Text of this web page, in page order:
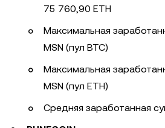
75 760,90 ETH
Максимальная
MSN (пул BTC)
Максимальная
MSN (пул ETH)
Средняя заработанная